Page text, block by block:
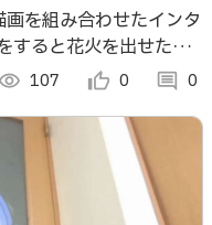
プリ
を組み合わせたインタ
すると花火を出せた
で小型花火を連続で出
visibility 107 thumb_up_alt 0 comment 0